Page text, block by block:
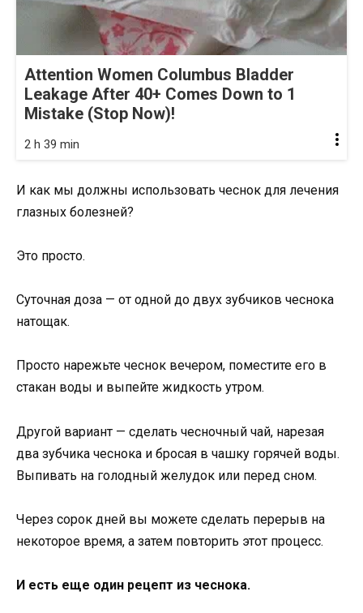
Attention Women Columbus Bladder
Leakage After 40+ Comes Down to 1
Mistake (Stop Now)!
2 h 39 min
И как мы должны использовать чеснок для лечения
глазных болезней?
Это просто.
Суточная доза — от одной до двух зубчиков чеснока
натощак.
Просто нарежьте чеснок вечером, поместите его в
стакан воды и выпейте жидкость утром.
Другой вариант — сделать чесночный чай, нарезая
два зубчика чеснока и бросая в чашку горячей воды.
Выпивать на голодный желудок или перед сном.
Через сорок дней вы можете сделать перерыв на
некоторое время, а затем повторить этот процесс.
И есть еще один рецепт из чеснока.